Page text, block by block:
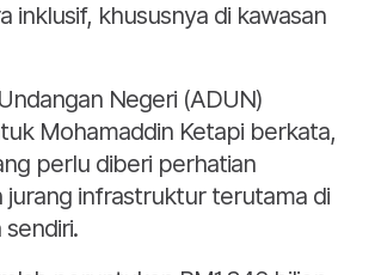
inklusif, khususnya di kawasan
Negeri (ADUN)
Mohamaddin Ketapi berkata,
perlu diberi perhatian
jurang infrastruktur terutama di